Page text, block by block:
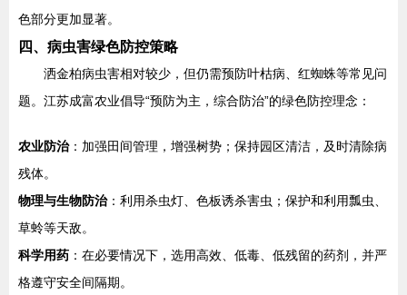
色部分更加显著。
四、病虫害绿色防控策略
洒金柏病虫害相对较少，但仍需预防叶枯病、红蜘蛛等常见问
题。江苏成富农业倡导“预防为主，综合防治”的绿色防控理念：
农业防治：加强田间管理，增强树势；保持园区清洁，及时清除病
残体。
物理与生物防治：利用杀虫灯、色板诱杀害虫；保护和利用瓢虫、
草蛉等天敌。
科学用药 ：在必要情况下，选用高效、低毒、低残留的药剂，并严
格遵守安全间隔期。